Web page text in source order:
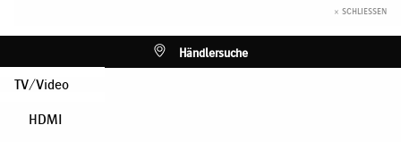
× SCHLIESSEN
Händlersuche
TV/Video
HDMI